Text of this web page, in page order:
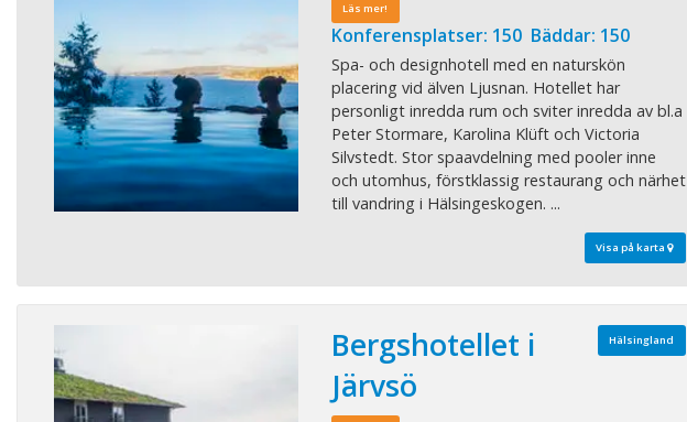
Läs mer!
Konferensplatser: 150 Bäddar: 150
Spa- och designhotell med en naturskön
placering vid älven Ljusnan. Hotellet har
personligt inredda rum och sviter inredda av bl.a
Peter Stormare, Karolina Klüft och Victoria
Silvstedt. Stor spaavdelning med pooler inne
och utomhus, förstklassig restaurang och närhet
till vandring i Hälsingeskogen. ...
Visa på karta
Hälsingland
Bergshotellet i
Järvsö